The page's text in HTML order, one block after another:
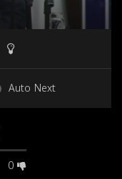
Auto Next
0